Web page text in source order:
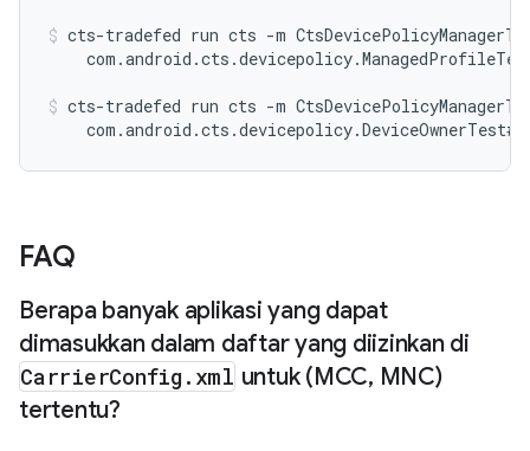
cts-tradefed run cts -m
cts-tradefed run cts -m
FAQ
Berapa banyak aplikasi yang dapat
dimasukkan dalam daftar yang diizinkan di
CarrierConfig . xml untuk (MCC, MNC)
tertentu?